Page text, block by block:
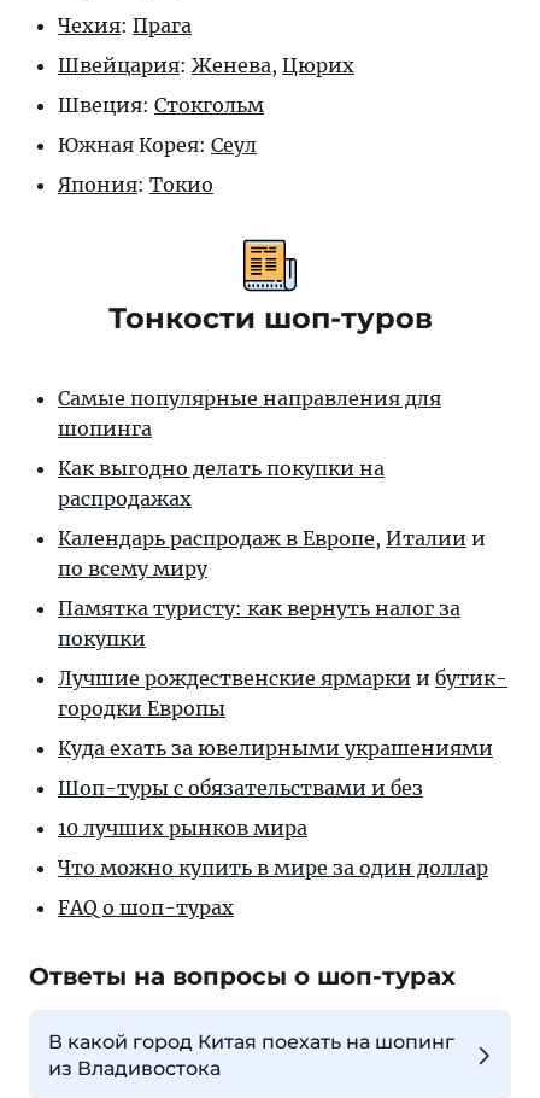
Чехия: Прага
Швейцария: Женева, Цюрих
Швеция: Стокгольм
Южная Корея: Сеул
Япония: Токио
Тонкости шоп-туров
Самые популярные направления для
шопинга
Как выгодно делать покупки на
распродажах
Календарь распродаж в Европе, Италии и
по всему миру
Памятка туристу: как вернуть налог за
покупки
Лучшие рождественские ярмарки и бутик-
городки Европы
Куда ехать за ювелирными украшениями
Шоп-туры с обязательствами и без
10 лучших рынков мира
Что можно купить в мире за один доллар
FAQ о шоп-турах
Ответы на вопросы о шоп-турах
В какой город Китая поехать на шопинг
из Владивостока